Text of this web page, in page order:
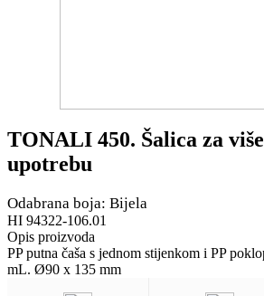
TONALI 450. Šalica za
upotrebu
Odabrana boja: Bijela
HI 94322-106.01
Opis proizvoda
PP putna čaša s jednom stijenkom i PP
mL. Ø90 x 135 mm